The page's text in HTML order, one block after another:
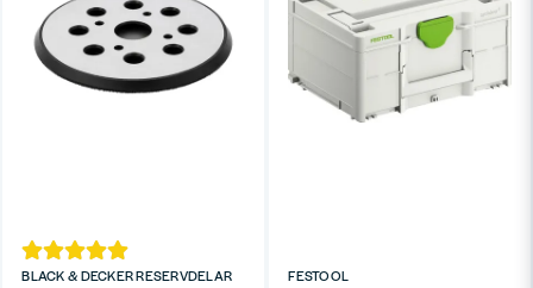
BLACK & DECKER RESERVDELAR FESTOOL